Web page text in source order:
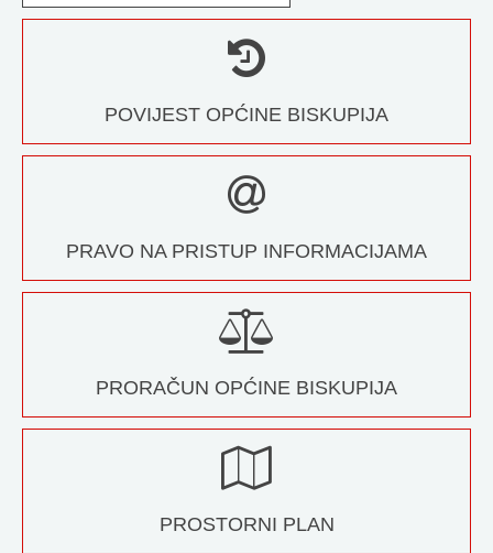
POVIJEST OPĆINE BISKUPIJA
PRAVO NA PRISTUP INFORMACIJAMA
PRORAČUN OPĆINE BISKUPIJA
PROSTORNI PLAN